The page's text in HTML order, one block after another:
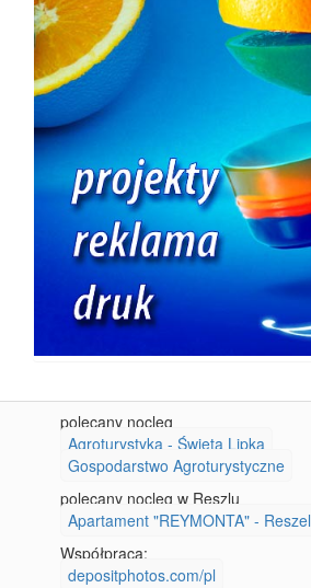
polecany nocleg
Agroturystyka - Święta Lipka
Gospodarstwo Agroturystyczne
polecany nocleg w Reszlu
Apartament "REYMONTA" - Reszel
Współpraca:
depositphotos.com/pl